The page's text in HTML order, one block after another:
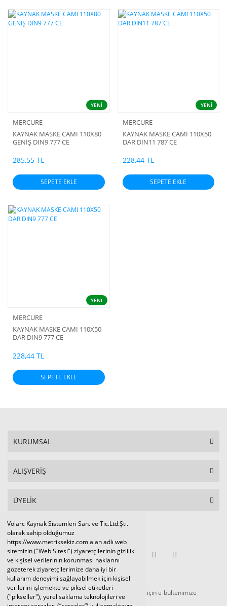
Volarc Kaynak Sistemleri San. ve Tic.Ltd.Şti.
olarak sahip olduğumuz
https://www.metriksekiz.com alan adlı web
sitemizin ("Web Sitesi") ziyaretçilerinin gizlilik
ve kişisel verilerinin korunması haklarını
gözeterek ziyaretçilerimize daha iyi bir
kullanım deneyimi sağlayabilmek için kişisel
verilerini işlemekte ve piksel etiketleri
("pikseller"), yerel saklama teknolojileri ve
YENİ
MERCURE
KAYNAK MASKE CAMI 110X80
GENİŞ DIN9 777 CE
285,55 TL
SEPETE EKLE
YENİ
MERCURE
KAYNAK MASKE CAMI 110X50
DAR DIN11 787 CE
228,44 TL
SEPETE EKLE
YENİ
MERCURE
KAYNAK MASKE CAMI 110X50
DAR DIN9 777 CE
228,44 TL
SEPETE EKLE
KURUMSAL
ALIŞVERİŞ
ÜYELİK
E-BÜLTEN
Tüm kampanya ve duyurulardan haberdar olmak için e-bültenimize
kaydolunuz.